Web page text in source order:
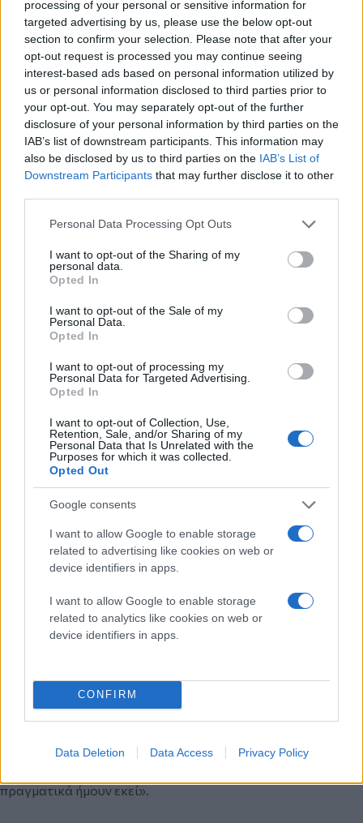
processing of your personal or sensitive information for
targeted advertising by us, please use the below opt-out
section to confirm your selection. Please note that after your
opt-out request is processed you may continue seeing
interest-based ads based on personal information utilized by
us or personal information disclosed to third parties prior to
your opt-out. You may separately opt-out of the further
disclosure of your personal information by third parties on the
IAB’s list of downstream participants. This information may
also be disclosed by us to third parties on the IAB’s List of
Downstream Participants that may further disclose it to other
Please note that this website/app uses one or more Google
not limited to your visit or usage behaviour. You may click to
grant or deny consent to Google and its third-party tags to
use your data for below specified purposes in below Google
consent section.
Personal Data Processing Opt Outs
I want to opt-out of the Sharing of my
personal data.
Opted In
I want to opt-out of the Sale of my
Personal Data.
Opted In
I want to opt-out of processing my
Personal Data for Targeted Advertising.
Opted In
I want to opt-out of Collection, Use,
Retention, Sale, and/or Sharing of my
Personal Data that Is Unrelated with the
Purposes for which it was collected.
Opted Out
Google consents
I want to allow Google to enable storage
related to advertising like cookies on web or
device identifiers in apps.
I want to allow Google to enable storage
related to analytics like cookies on web or
device identifiers in apps.
CONFIRM
Data Deletion Data Access Privacy Policy
Τελικά, όλα έγιναν ακριβώς όπως τα είπε. Μας οδήγησαν
έξω από το Λονδίνο σε ένα υπόστεγο -τα Twickenham
Studios, όπως αποδείχθηκε. Ήμασταν μία ανάμεικτη ομάδα
ανθρώπων και ηλικιών, όλοι κουβεντιάζοντας
ενθουσιασμένοι. Βέβαια, υπήρχε και η αίσθηση ότι κανείς
δεν πίστευε ότι θα συναντούσαμε πραγματικά τους Beatles.
Όταν φτάσαμε, μας οδήγησαν σε ένα φωτεινό στούντιο.
Τεχνικοί περιπλανιόντουσαν γύρω από μία πλατφόρμα που
είχε ντραμς και όργανα τοποθετημένα πάνω της.
Σκέφτηκα, ‘συμβαίνει όντως αυτό’; Μας είπαν να καθίσουμε
όσο θα ‘ζεσταίνονταν’. Ήμουν σε μία κατάσταση απόλυτης
χαράς. Παρά το γεγονός ότι ήμουν Beatlemaniac, δεν τους
συμμετάσχουμε στη χορωδία και να ορμήσουμε κάποια
στιγμή και να περικυκλώσουμε τη σκηνή. Όλοι ήταν τόσο
ευγενικοί και Βρετανοί, αλλά εγώ ήμουν αποφασισμένος να
το ντέφι του κοντά μου ανέβηκα στη σκηνή και το πήρα.
Με κάθε λήψη της κάμερας είχα εμμονή με το να βάλω στα
χέρια μου το ντέφι. Πρέπει να ήμουν και λίγο άξεστος.
Ανάμεσα στις λήψεις, μας συστήνονταν. Ο Πολ ήταν
γοητευτικός. Ο Τζον ήταν σαρκαστικός και τον θυμάμαι να
λέει: ‘Είσαι από τη Νέα Υόρκη; Ήρθες στις συναυλίες μας
πληρώνεις χρήματα για να δεις τους Beatles;’. Νομίζω ότι
του άρεσε η απάντησή μου. Ο Τζορτζ ήταν σιωπηλός. Και ο
Ρίνγκο ήταν γλυκούλης. ‘Φώναξέ με Ρίτσι’, είπε.
λιμουζίνα.
δεν πίστευε την ιστορία μου. Αλλά λίγο αργότερα, η ταινία
στο ‘Top Of The Pops’ στο Ηνωμένο Βασίλειο. Και να που
πραγματικά ήμουν εκεί».